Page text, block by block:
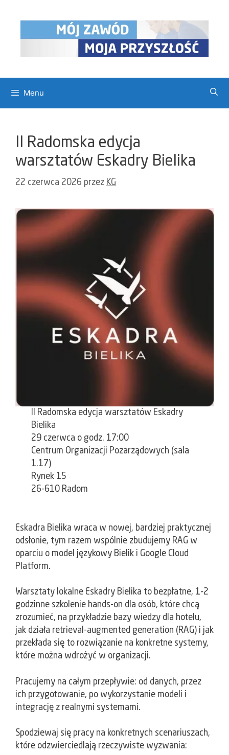
Menu
II Radomska edycja
warsztatów Eskadry Bielika
22 czerwca 2026 przez KG
II Radomska edycja warsztatów Eskadry
Bielika
29 czerwca o godz. 17:00
Centrum Organizacji Pozarządowych (sala
1.17)
Rynek 15
26-610 Radom
Eskadra Bielika wraca w nowej, bardziej praktycznej
odsłonie, tym razem wspólnie zbudujemy RAG w
oparciu o model językowy Bielik i Google Cloud
Platform.
​Warsztaty lokalne Eskadry Bielika to bezpłatne, 1-2
godzinne szkolenie hands-on dla osób, które chcą
zrozumieć, na przykładzie bazy wiedzy dla hotelu,
jak działa retrieval-augmented generation (RAG) i jak
przekłada się to rozwiązanie na konkretne systemy,
które można wdrożyć w organizacji.
​Pracujemy na całym przepływie: od danych, przez
ich przygotowanie, po wykorzystanie modeli i
integrację z realnymi systemami.
​Spodziewaj się pracy na konkretnych scenariuszach,
które odzwierciedlają rzeczywiste wyzwania: